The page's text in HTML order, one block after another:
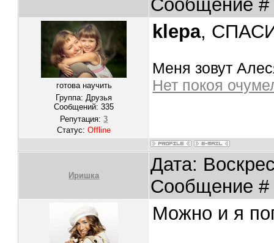
Сообщение
готова научить
Группа: Друзья
Сообщений:335
Репутация:3
Статус:Offline
klepa,
Меня зовут
Нет покоя
Иришка
Дата:
Сообщение
Можно и я